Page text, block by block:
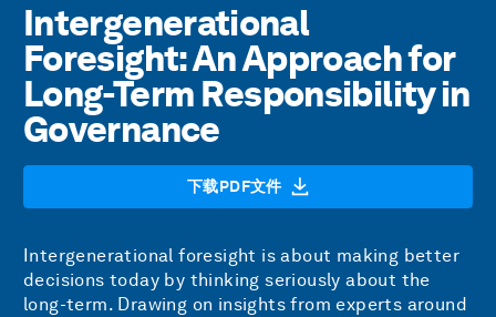
Intergenerational
Foresight: An Approach for
Long-Term Responsibility in
Governance
下载PDF文件
Intergenerational foresight is about making better
decisions today by thinking seriously about the
long-term. Drawing on insights from experts around